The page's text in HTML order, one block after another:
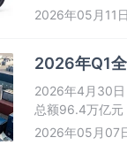
2026年05月11日
2026年Q1
2026年4月30日
总额96.4万亿元
0.5个百分点。
2026年05月07